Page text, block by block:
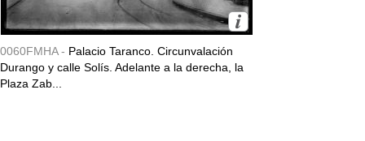
0060FMHA - Palacio Taranco. Circunvalación
Durango y calle Solís. Adelante a la derecha, la
Plaza Zab...